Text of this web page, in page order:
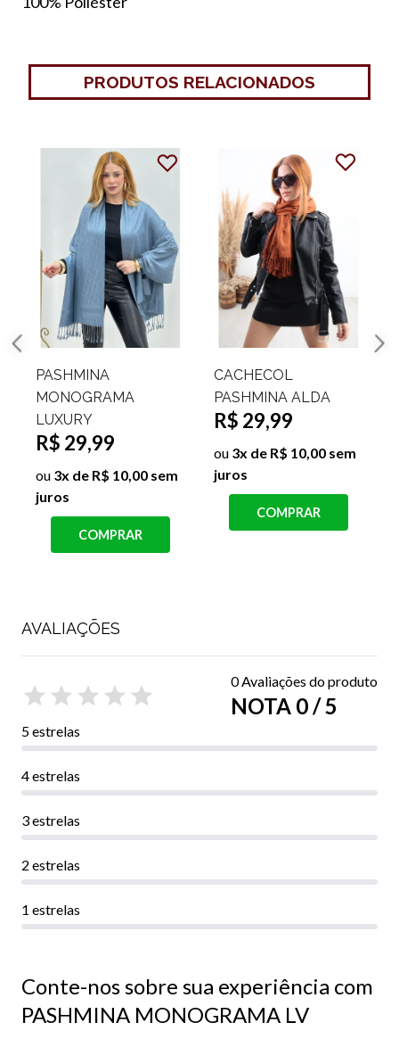
PRODUTOS RELACIONADOS
29,99
3x de R$ 10,00 sem
COMPRAR
CACHECOL
PASHMINA ALDA
R$ 29,99
3x de R$ 10,00 sem
juros
COMPRAR
juros
AVALIAÇÕES
0 Avaliações do produto
NOTA 0 / 5
5 estrelas
4 estrelas
3 estrelas
2 estrelas
1 estrelas
Conte-nos sobre sua experiência com
PASHMINA MONOGRAMA LV